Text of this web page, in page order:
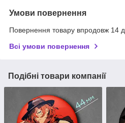
Умови повернення
Повернення товару впродовж 14
Всі умови повернення
Подібні товари компанії